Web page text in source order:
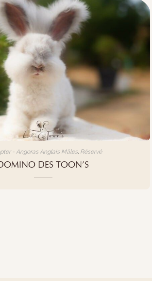
- Angoras Anglais Mâles, Réservé
DES TOON’S